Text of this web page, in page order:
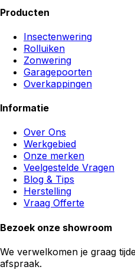
Producten
Insectenwering
Rolluiken
Zonwering
Garagepoorten
Overkappingen
Informatie
Over Ons
Werkgebied
Onze merken
Veelgestelde Vragen
Blog & Tips
Herstelling
Vraag Offerte
Bezoek onze showroom
We verwelkomen je graag
afspraak.